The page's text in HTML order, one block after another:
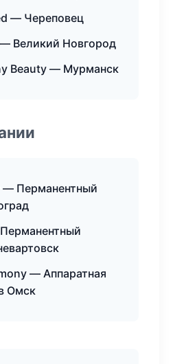
— Череповец
Великий Новгород
Beauty — Мурманск
— Перманентный
— Аппаратная
Омск